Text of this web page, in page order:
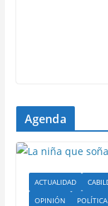
Agenda
ACTUALIDAD
OPINIÓN
POLÍTICA